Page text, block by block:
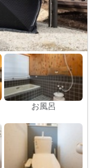
お風呂